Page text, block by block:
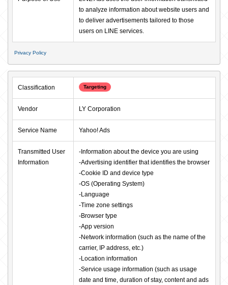
to analyze information about website users and
to deliver advertisements tailored to those
users on LINE services.
Privacy Policy
Classification Targeting
Vendor LY Corporation
Service Name Yahoo! Ads
Transmitted User
Information
-Information about the device you are using
-Advertising identifier that identifies the browser
-Cookie ID and device type
-OS (Operating System)
-Language
-Time zone settings
-Browser type
-App version
-Network information (such as the name of the
carrier, IP address, etc.)
-Location information
-Service usage information (such as usage
date and time, duration of stay, content and ads